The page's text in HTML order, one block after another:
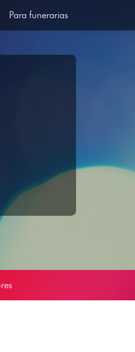
Para funerarias